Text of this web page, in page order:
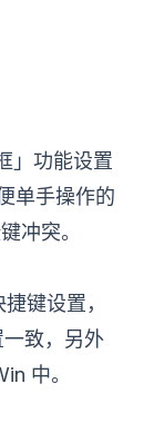
」功能设置
单手操作的
冲突。
键设置，
致，另外
中。